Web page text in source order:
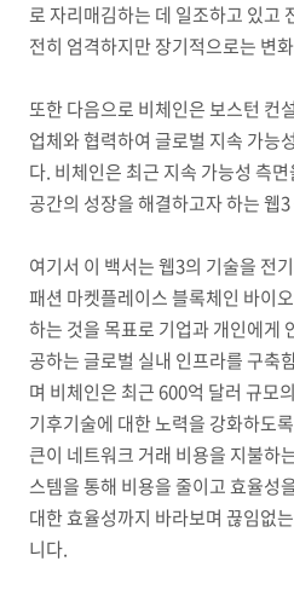
로 자리매김하는 데 일조하고 있고
전히 엄격하지만 장기적으로는 변
또한 다음으로 비체인은 보스턴 컨
업체와 협력하여 글로벌 지속 가능
다. 비체인은 최근 지속 가능성 측
공간의 성장을 해결하고자 하는 웹
여기서 이 백서는 웹3의 기술을 전
패션 마켓플레이스 블록체인 바이
하는 것을 목표로 기업과 개인에게
공하는 글로벌 실내 인프라를 구축
며 비체인은 최근 600억 달러 규모
기후기술에 대한 노력을 강화하도
큰이 네트워크 거래 비용을 지불하
스템을 통해 비용을 줄이고 효율성
대한 효율성까지 바라보며 끊임없
니다.